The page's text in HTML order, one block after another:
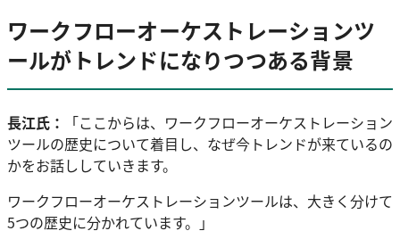
ワークフローオーケストレーションツ
ールがトレンドになりつつある背景
長江氏：
「ここからは、ワークフローオーケストレーション
ツールの歴史について着目し、なぜ今トレンドが来ているの
かをお話ししていきます。
ワークフローオーケストレーションツールは、大きく分けて
5つの歴史に分かれています。」